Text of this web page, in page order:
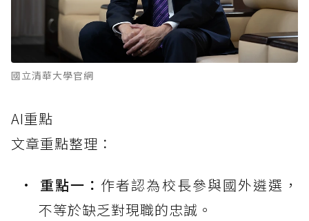
國立清華大學官網
AI重點
文章重點整理：
重點一： 作者認為校長參與國外遴選，
不等於缺乏對現職的忠誠。